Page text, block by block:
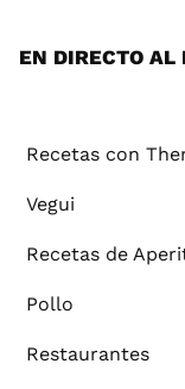
EN DIRECTO
Recetas con
Vegui
Recetas de
Pollo
Restaurantes